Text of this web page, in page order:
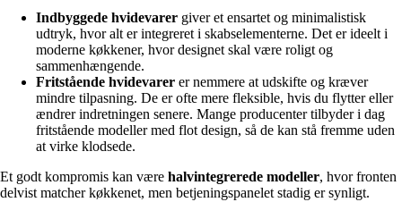
Indbyggede hvidevarer giver et ensartet og minimalistisk
udtryk, hvor alt er integreret i skabselementerne. Det er ideelt i
moderne køkkener, hvor designet skal være roligt og
sammenhængende.
Fritstående hvidevarer er nemmere at udskifte og kræver
mindre tilpasning. De er ofte mere fleksible, hvis du flytter eller
ændrer indretningen senere. Mange producenter tilbyder i dag
fritstående modeller med flot design, så de kan stå fremme uden
at virke klodsede.
Et godt kompromis kan være halvintegrerede modeller, hvor fronten
delvist matcher køkkenet, men betjeningspanelet stadig er synligt.